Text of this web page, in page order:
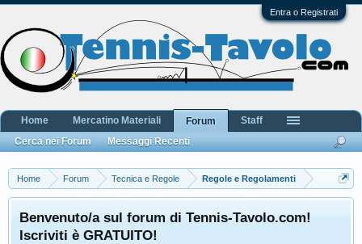
Entra o Registrati
Home Forum Tecnica e Regole Regole e Regolamenti
Benvenuto/a sul forum di Tennis-Tavolo.com!
Iscriviti è GRATUITO!
Home Mercatino Materiali
Forum
Cerca nei Forum
Messaggi Recenti
Staff